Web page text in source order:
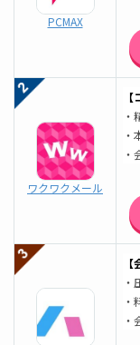
PCMAX
ワクワクメール
・
・
・
・
・
・